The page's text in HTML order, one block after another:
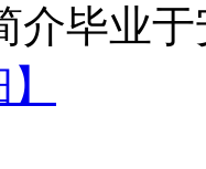
介毕业